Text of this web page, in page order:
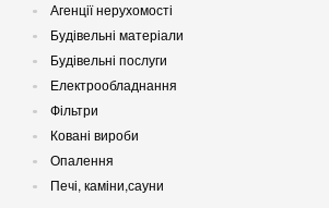
Агенції нерухомості
Будівельні матеріали
Будівельні послуги
Електрообладнання
Фільтри
Ковані вироби
Опалення
Печі, каміни,сауни